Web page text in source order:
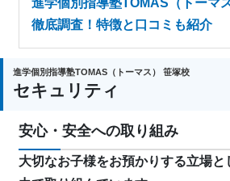
徹底調査！特徴と口コミも紹介
進学個別指導塾TOMAS（トーマス） 笹塚校
セキュリティ
安心・安全への取り組み
大切なお子様をお預かりする立場